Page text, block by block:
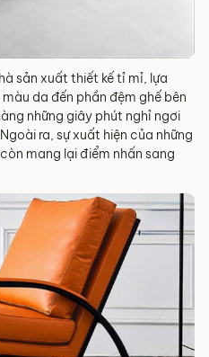
sản xuất thiết kế tỉ mỉ, lựa
da đến phần đệm ghế bên
những giây phút nghỉ ngơi
ra, sự xuất hiện của những
mang lại điểm nhấn sang